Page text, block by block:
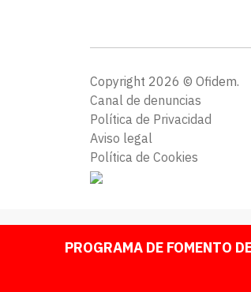
Copyright 2026 © Ofidem.
Canal de denuncias
Política de Privacidad
Aviso legal
Política de Cookies
PROGRAMA DE FOMENTO